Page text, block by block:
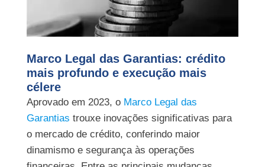
Marco Legal das Garantias: crédito
mais profundo e execução mais
célere
Aprovado em 2023, o Marco Legal das
Garantias trouxe inovações significativas para
o mercado de crédito, conferindo maior
dinamismo e segurança às operações